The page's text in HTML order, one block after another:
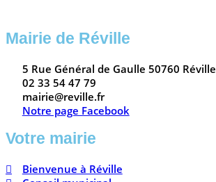
Mairie de Réville
5 Rue Général de Gaulle 50760 Réville
02 33 54 47 79
mairie@reville.fr
Notre page Facebook
Votre mairie
Bienvenue à Réville